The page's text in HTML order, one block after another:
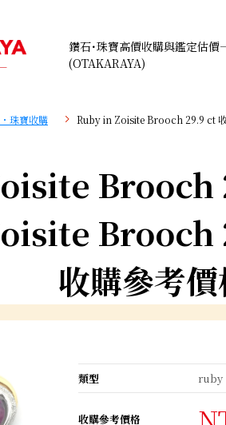
鑽石･珠寶高價收購與鑑定估
(OTAKARAYA)
珠寶收購 Ruby in Zoisite Brooch 29.9 ct
Brooch
Brooch
收購參考
類型 ruby
收購參考價格